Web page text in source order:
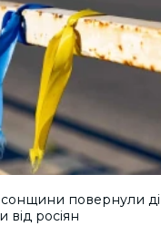
повернули
від росіян